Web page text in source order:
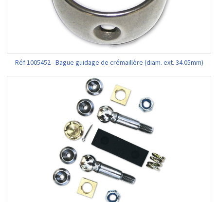
Réf 1005452 - Bague guidage de crémaillère (diam. ext. 34.05mm)